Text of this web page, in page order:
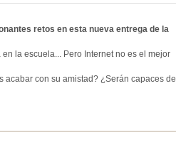
retos en esta nueva entrega de la
la escuela... Pero Internet no es el mejor
acabar con su amistad? ¿Serán capaces de